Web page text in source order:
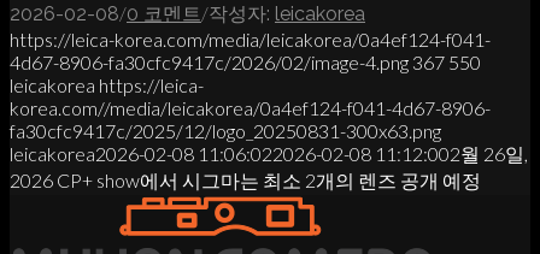
2026-02-08/0 코멘트/작성자: leicakorea
https://leica-korea.com/media/leicakorea/0a4ef124-f041-
4d67-8906-fa30cfc9417c/2026/02/image-4.png 367 550
leicakorea https://leica-
korea.com//media/leicakorea/0a4ef124-f041-4d67-8906-
fa30cfc9417c/2025/12/logo_20250831-300x63.png
leicakorea2026-02-08 11:06:022026-02-08 11:12:002월 26일,
2026 CP+ show에서 시그마는 최소 2개의 렌즈 공개 예정